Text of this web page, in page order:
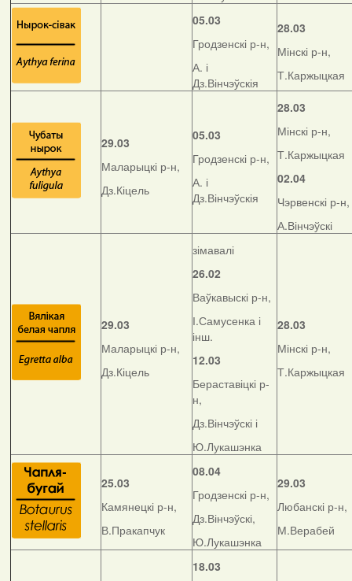
05.03
Гродзенскі р-н,
А. і
Дз.Вінчэўскія
28.03
Мінскі р-н,
Т.Каржыцкая
29.03
Маларыцкі р-н,
Дз.Кіцель
05.03
Гродзенскі р-н,
А. і
Дз.Вінчэўскія
28.03
Мінскі р-н,
Т.Каржыцкая
02.04
Чэрвенскі р-н,
А.Вінчэўскі
29.03
Маларыцкі р-н,
Дз.Кіцель
зімавалі
26.02
Ваўкавыскі р-н,
І.Самусенка і
інш.
12.03
Бераставіцкі р-
н,
Дз.Вінчэўскі і
Ю.Лукашэнка
28.03
Мінскі р-н,
Т.Каржыцкая
25.03
Камянецкі р-н,
В.Пракапчук
08.04
Гродзенскі р-н,
Дз.Вінчэўскі,
Ю.Лукашэнка
29.03
Любанскі р-н,
М.Верабей
18.03